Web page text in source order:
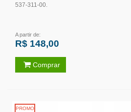
537-311-00.
A partir de:
R$ 148,00
Comprar
PROMO